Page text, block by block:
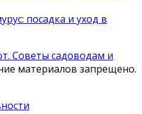
посадка и уход в
Советы садоводам и
материалов запрещено.